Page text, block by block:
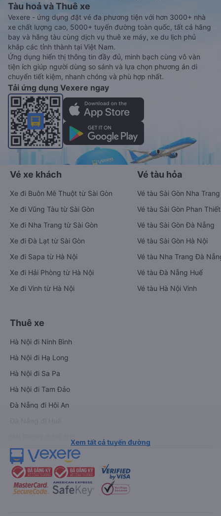
Tàu hoả và Thuê xe
Vexere - ứng dụng đặt vé đa phương tiện với hơn 3000+ nhà
xe chất lượng cao, 5000+ tuyến đường toàn quốc, tất cả hãng
bay và hãng tàu cùng dịch vụ thuê xe máy, xe du lịch phủ
khắp các tỉnh thành tại Việt Nam.
Ứng dụng hiển thị thông tin đầy đủ, minh bạch cùng vô vàn
tiện ích giúp người dùng so sánh và lựa chọn phương án di
chuyển tiết kiệm, nhanh chóng và phù hợp nhất.
Tải ứng dụng Vexere ngay
Vé xe khách
Xe đi Buôn Mê Thuột từ Sài Gòn
Xe đi Vũng Tàu từ Sài Gòn
Xe đi Nha Trang từ Sài Gòn
Xe đi Đà Lạt từ Sài Gòn
Xe đi Sapa từ Hà Nội
Xe đi Hải Phòng từ Hà Nội
Xe đi Vinh từ Hà Nội
Vé tàu hỏa
Vé tàu Sài Gòn Nha Trang
Vé tàu Sài Gòn Phan Thiết
Vé tàu Sài Gòn Đà Nẵng
Vé tàu Sài Gòn Hà Nội
Vé tàu Nha Trang Đà
Vé tàu Đà Nẵng Huế
Vé tàu Hà Nội Vinh
Thuê xe
Hà Nội đi Ninh Bình
Hà Nội đi Hạ Long
Hà Nội đi Sa Pa
Hà Nội đi Tam Đảo
Đà Nẵng đi Hội An
Xem tất cả tuyến đường